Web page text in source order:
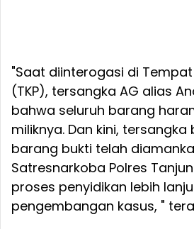
"Saat diinterogasi di
(TKP), tersangka AG alias
bahwa seluruh barang
miliknya. Dan kini,
barang bukti telah
Satresnarkoba Polres
proses penyidikan lebih
pengembangan kasus, "